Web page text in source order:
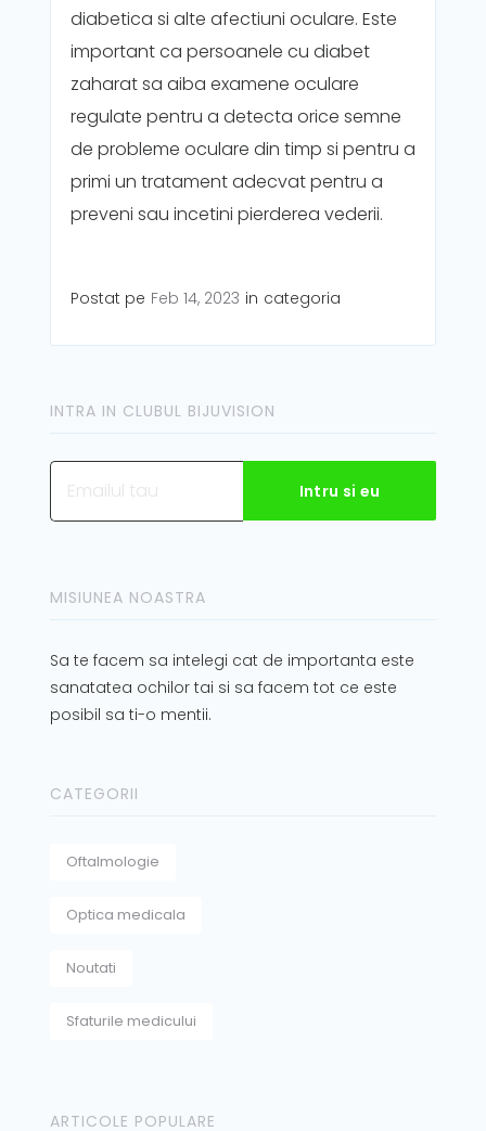
diabetica si alte afectiuni oculare. Este
important ca persoanele cu diabet
zaharat sa aiba examene oculare
regulate pentru a detecta orice semne
de probleme oculare din timp si pentru a
primi un tratament adecvat pentru a
preveni sau incetini pierderea vederii.
Postat pe Feb 14, 2023 in categoria
INTRA IN CLUBUL BIJUVISION
MISIUNEA NOASTRA
Sa te facem sa intelegi cat de importanta este
sanatatea ochilor tai si sa facem tot ce este
posibil sa ti-o mentii.
CATEGORII
Oftalmologie
Optica medicala
Noutati
Sfaturile medicului
ARTICOLE POPULARE